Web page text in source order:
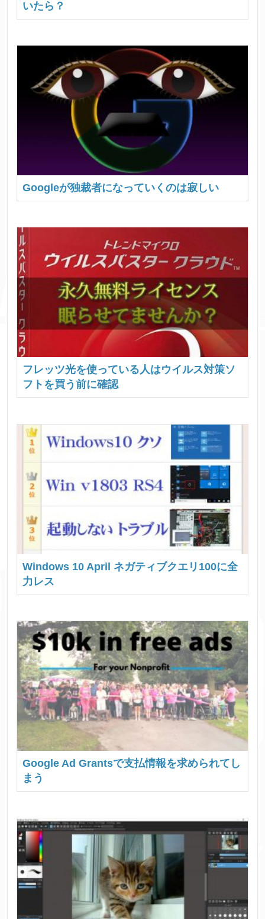
いたら？
Googleが独裁者になっていくのは寂しい
フレッツ光を使っている人はウイルス対策ソ
フトを買う前に確認
Windows 10 April ネガティブクエリ100に全
力レス
Google Ad Grantsで支払情報を求められてし
まう